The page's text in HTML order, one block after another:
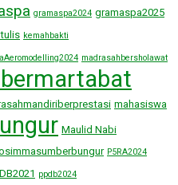
gramaspa2024 gramaspa2025
kemahbakti
madrasahbersholawat
mahasiswa
Maulid Nabi
P5RA2024
ppdb2024